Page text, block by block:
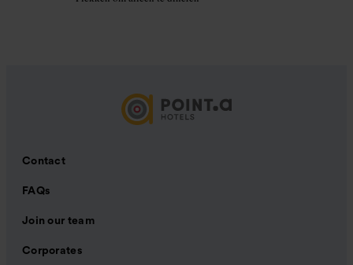
Contact
FAQs
Join our team
Corporates